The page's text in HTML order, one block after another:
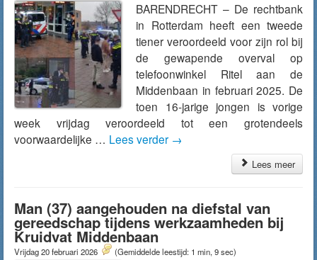
BARENDRECHT – De rechtbank
in Rotterdam heeft een tweede
tiener veroordeeld voor zijn rol bij
de gewapende overval op
telefoonwinkel Ritel aan de
Middenbaan in februari 2025. De
toen 16-jarige jongen is vorige
week vrijdag veroordeeld tot een grotendeels
voorwaardelijke … Lees verder →
Lees meer
Man (37) aangehouden na diefstal van
gereedschap tijdens werkzaamheden bij
Kruidvat Middenbaan
Vrijdag 20 februari 2026 (Gemiddelde leestijd: 1 min, 9 sec)